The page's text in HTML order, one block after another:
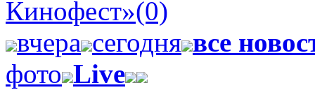
Кинофест»(0)
вчера сегодня все
фото Live